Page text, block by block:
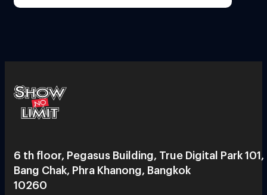
6 th floor, Pegasus Building, True Digital Park 101,
Bang Chak, Phra Khanong, Bangkok
10260